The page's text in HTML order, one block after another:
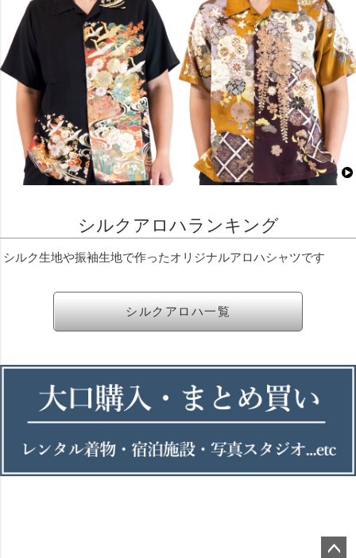
シルクアロハランキング
シルク生地や振袖生地で作ったオリジナルアロハシャツです
シルクアロハ一覧